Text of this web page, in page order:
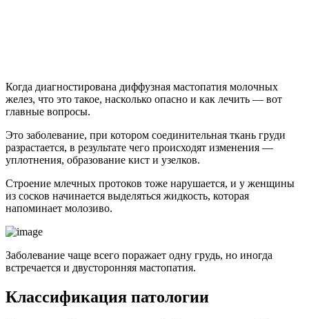
Когда диагностирована диффузная мастопатия молочных
желез, что это такое, насколько опасно и как лечить — вот
главные вопросы.
Это заболевание, при котором соединительная ткань груди
разрастается, в результате чего происходят изменения —
уплотнения, образование кист и узелков.
Строение млечных протоков тоже нарушается, и у женщины
из сосков начинается выделяться жидкость, которая
напоминает молозиво.
Заболевание чаще всего поражает одну грудь, но иногда
встречается и двусторонняя мастопатия.
Классификация патологии